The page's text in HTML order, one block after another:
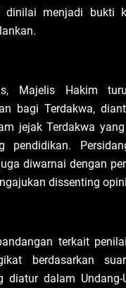
dinilai menjadi bukti
Majelis Hakim
bagi Terdakwa,
jejak Terdakwa
pendidikan.
diwarnai dengan
dissenting
terkait
berdasarkan
diatur dalam